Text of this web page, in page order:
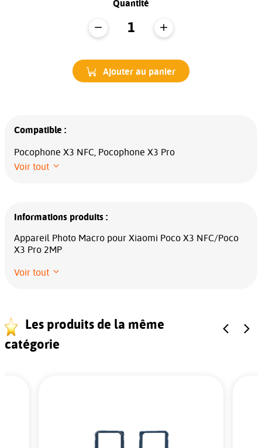
Quantité
Ajouter au panier
Compatible :
Pocophone X3 NFC, Pocophone X3 Pro
Voir tout
Informations produits :
Appareil Photo Macro pour Xiaomi Poco X3 NFC/Poco
X3 Pro 2MP
Voir tout
Les produits de la même
catégorie